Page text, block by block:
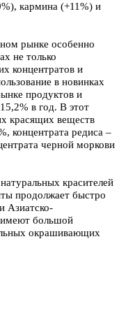
кармина (+11%) и
рынке особенно
не только
концентратов и
в новинках
продуктов и
в год. В этот
красящих веществ
концентрата редиса –
черной моркови
красителей
продолжает быстро
Азиатско-
имеют большой
окрашивающих